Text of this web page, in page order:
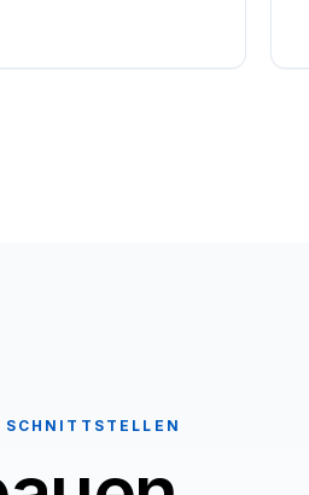
SCHNITTSTELLEN